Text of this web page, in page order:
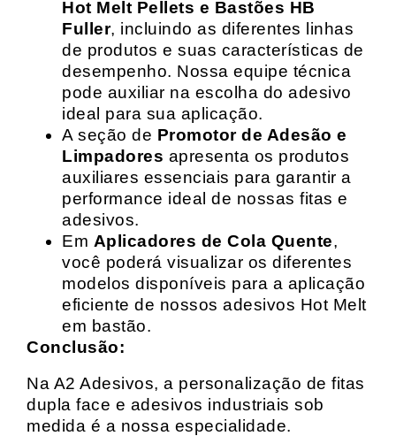
Hot Melt Pellets e Bastões HB
Fuller, incluindo as diferentes linhas
de produtos e suas características de
desempenho. Nossa equipe técnica
pode auxiliar na escolha do adesivo
ideal para sua aplicação.
A seção de Promotor de Adesão e
Limpadores apresenta os produtos
auxiliares essenciais para garantir a
performance ideal de nossas fitas e
adesivos.
Em Aplicadores de Cola Quente,
você poderá visualizar os diferentes
modelos disponíveis para a aplicação
eficiente de nossos adesivos Hot Melt
em bastão.
Conclusão:
Na A2 Adesivos, a personalização de fitas
dupla face e adesivos industriais sob
medida é a nossa especialidade.